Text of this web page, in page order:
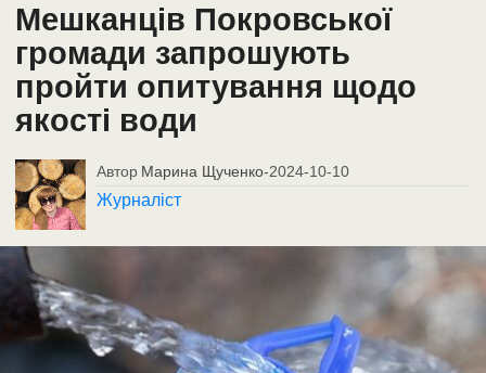
Мешканців Покровської
громади запрошують
пройти опитування щодо
якості води
Автор Марина Щученко-2024-10-10
Журналіст